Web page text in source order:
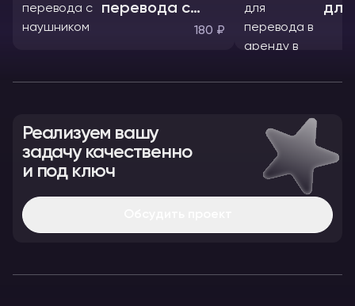
перевода с
180 ₽
Реализуем вашу
задачу качественно
и под ключ